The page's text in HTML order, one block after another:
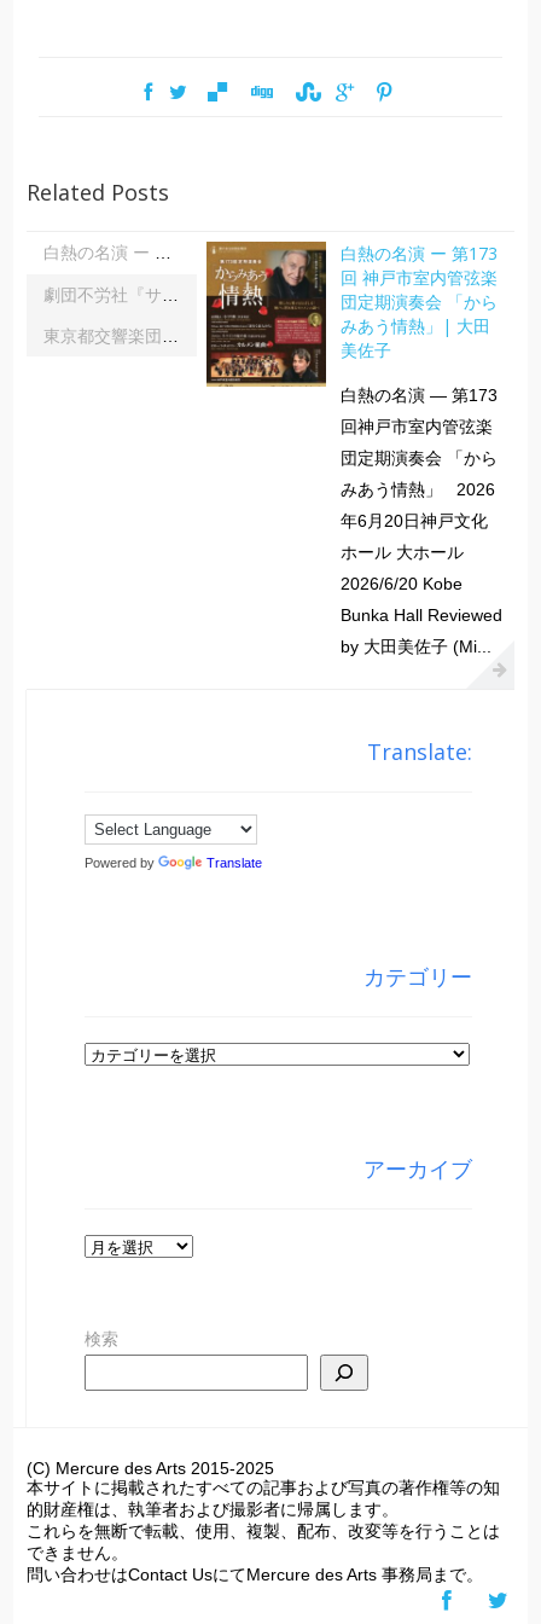
Related Posts
白熱の名演 ー 第173回 神戸市室内管弦楽団定期演奏会 「からみあう情熱」| 大田美佐子
白熱の名演 ー 第173
回 神戸市室内管弦楽
団定期演奏会 「から
みあう情熱」| 大田
美佐子
白熱の名演 ― 第173
回神戸市室内管弦楽
団定期演奏会 「から
みあう情熱」 2026
年6月20日神戸文化
ホール 大ホール
2026/6/20 Kobe
Bunka Hall Reviewed
by 大田美佐子 (Mi...
Translate:
Powered by Translate
カテゴリー
カ
アーカイブ
ア
イ
検索
(C) Mercure des Arts 2015-2025
本サイトに掲載されたすべての記事および写真の著作権等の知
的財産権は、執筆者および撮影者に帰属します。
これらを無断で転載、使用、複製、配布、改変等を行うことは
できません。
問い合わせはContact UsにてMercure des Arts 事務局まで。